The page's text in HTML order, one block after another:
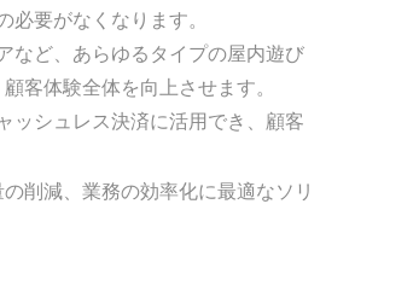
要がなくなります。
など、あらゆるタイプの屋内遊び
客体験全体を向上させます。
ッシュレス決済に活用でき、顧客
削減、業務の効率化に最適なソリ